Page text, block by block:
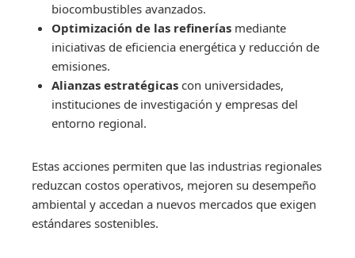
biocombustibles avanzados.
Optimización de las refinerías mediante
iniciativas de eficiencia energética y reducción de
emisiones.
Alianzas estratégicas con universidades,
instituciones de investigación y empresas del
entorno regional.
Estas acciones permiten que las industrias regionales
reduzcan costos operativos, mejoren su desempeño
ambiental y accedan a nuevos mercados que exigen
estándares sostenibles.